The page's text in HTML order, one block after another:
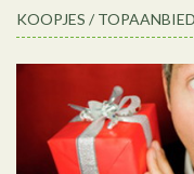
KOOPJES /